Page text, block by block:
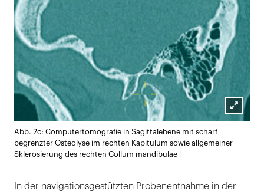
Abb. 2c: Computertomografie in Sagittalebene mit scharf
begrenzter Osteolyse im rechten Kapitulum sowie allgemeiner
Sklerosierung des rechten Collum mandibulae |
In der navigationsgestützten Probenentnahme in der